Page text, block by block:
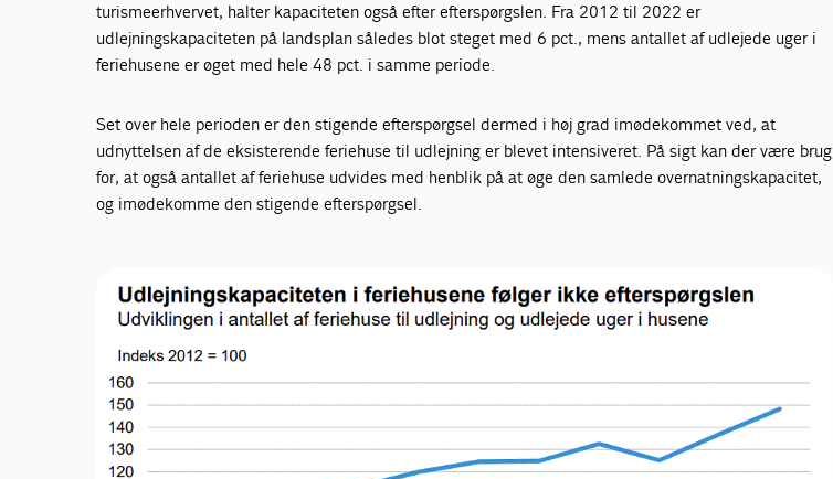
turismeerhvervet, halter kapaciteten også efter efterspørgslen. Fra 2012 til 2022 er
udlejningskapaciteten på landsplan således blot steget med 6 pct., mens antallet af udlejede uger i
feriehusene er øget med hele 48 pct. i samme periode.
Set over hele perioden er den stigende efterspørgsel dermed i høj grad imødekommet ved, at
udnyttelsen af de eksisterende feriehuse til udlejning er blevet intensiveret. På sigt kan der være brug
for, at også antallet af feriehuse udvides med henblik på at øge den samlede overnatningskapacitet,
og imødekomme den stigende efterspørgsel.